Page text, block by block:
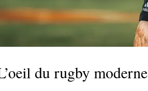
du rugby moderne